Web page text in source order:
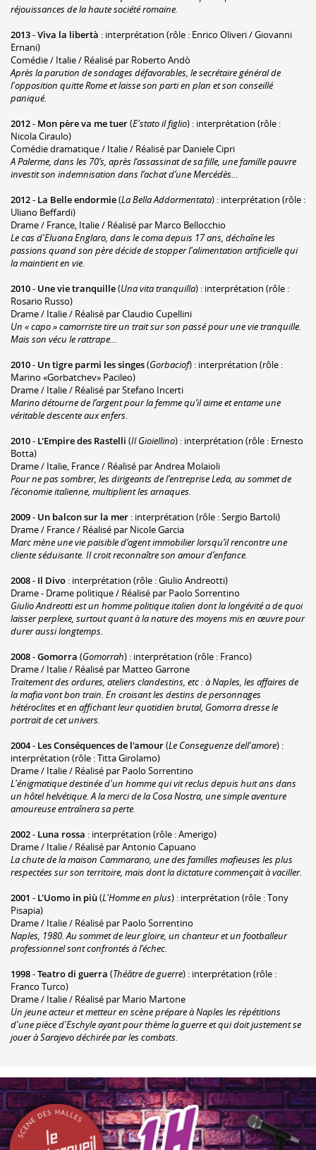
réjouissances de la haute société romaine.
2013-Viva la libertà : interprétation (rôle : Enrico Oliveri / Giovanni
Ernani)
Comédie / Italie / Réalisé par Roberto Andò
Après la parution de sondages défavorables, le secrétaire général de
l'opposition quitte Rome et laisse son parti en plan et son conseillé
paniqué.
2012- Mon père va me tuer(E'stato il figlio) : interprétation (rôle :
Nicola Ciraulo)
Comédie dramatique / Italie / Réalisé par Daniele Cipri
A Palerme, dans les 70’s, après l‘assassinat de sa fille, une famille pauvre
investit son indemnisation dans l’achat d’une Mercédès…
2012- La Belle endormie(La Bella Addormentata) : interprétation (rôle :
Uliano Beffardi)
Drame / France, Italie / Réalisé par Marco Bellocchio
Le cas d'Eluana Englaro, dans le coma depuis 17 ans, déchaîne les
passions quand son père décide de stopper l'alimentation artificielle qui
la maintient en vie.
2010- Une vie tranquille(Una vita tranquilla) : interprétation (rôle :
Rosario Russo)
Drame / Italie / Réalisé par Claudio Cupellini
Un « capo » camorriste tire un trait sur son passé pour une vie tranquille.
Mais son vécu le rattrape…
2010- Un tigre parmi les singes(Gorbaciof) : interprétation (rôle :
Marino «Gorbatchev» Pacileo)
Drame / Italie / Réalisé par Stefano Incerti
Marino détourne de l’argent pour la femme qu’il aime et entame une
véritable descente aux enfers.
2010- L'Empire des Rastelli (Il Gioiellino) : interprétation (rôle : Ernesto
Botta)
Drame / Italie, France / Réalisé par Andrea Molaioli
Pour ne pas sombrer, les dirigeants de l’entreprise Leda, au sommet de
l’économie italienne, multiplient les arnaques.
2009- Un balcon sur la mer : interprétation (rôle : Sergio Bartoli)
Drame / France / Réalisé par Nicole Garcia
Marc mène une vie paisible d’agent immobilier lorsqu’il rencontre une
cliente séduisante. Il croit reconnaître son amour d’enfance.
2008- Il Divo : interprétation (rôle : Giulio Andreotti)
Drame - Drame politique / Réalisé par Paolo Sorrentino
Giulio Andreotti est un homme politique italien dont la longévité a de quoi
laisser perplexe, surtout quant à la nature des moyens mis en œuvre pour
durer aussi longtemps.
2008-Gomorra (Gomorrah) : interprétation (rôle : Franco)
Drame / Italie / Réalisé par Matteo Garrone
Traitement des ordures, ateliers clandestins, etc : à Naples, les affaires de
la mafia vont bon train. En croisant les destins de personnages
hétéroclites et en affichant leur quotidien brutal, Gomorra dresse le
portrait de cet univers.
2004- Les Conséquences de l'amour(Le Conseguenze dell'amore) :
interprétation (rôle : Titta Girolamo)
Drame / Italie / Réalisé par Paolo Sorrentino
L'énigmatique destinée d'un homme qui vit reclus depuis huit ans dans
un hôtel helvétique. A la merci de la Cosa Nostra, une simple aventure
amoureuse entraînera sa perte.
2002- Luna rossa : interprétation (rôle : Amerigo)
Drame / Italie / Réalisé par Antonio Capuano
La chute de la maison Cammarano, une des familles mafieuses les plus
respectées sur son territoire, mais dont la dictature commençait à vaciller.
2001 - L'Uomo in più(L'Homme en plus) : interprétation (rôle : Tony
Pisapia)
Drame / Italie / Réalisé par Paolo Sorrentino
Naples, 1980. Au sommet de leur gloire, un chanteur et un footballeur
professionnel sont confrontés à l’échec.
1998-Teatro di guerra (Théâtre de guerre) : interprétation (rôle :
Franco Turco)
Drame / Italie / Réalisé par Mario Martone
Un jeune acteur et metteur en scène prépare à Naples les répétitions
d'une pièce d'Eschyle ayant pour thème la guerre et qui doit justement se
jouer à Sarajevo déchirée par les combats.